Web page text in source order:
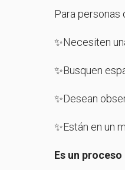
Para personas
✨Necesiten
✨Busquen
✨Desean
✨Están en un
Es un